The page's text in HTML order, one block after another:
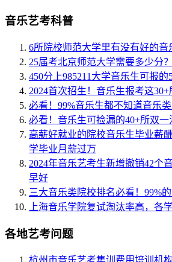
音乐艺考科普
6所院校师范大学里有没有好的音
25届考北京师范大学需要多少分？
450分上985211大学音乐生可报的
2024首次招生！音乐生报考这
必看！99%音乐生都不知道音乐
必看！音乐生可捡漏的40+所双一
高薪好就业的院校音乐生毕业薪
学毕业月薪过万
2024年音乐艺考生新增撤销42个
早好
三大音乐类院校排名必看！99%
上海音乐学院复试淘汰率高，各
各地艺考问题